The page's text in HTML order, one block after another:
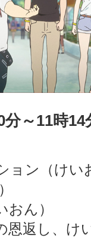
分～11時
ョン（けい
ん）
返し、け